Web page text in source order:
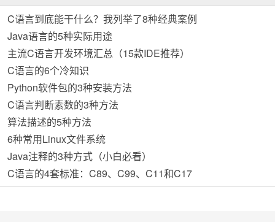
C语言到底能干什么？我列举了8种经典案例
Java语言的5种实际用途
主流C语言开发环境汇总（15款IDE推荐）
C语言的6个冷知识
Python软件包的3种安装方法
C语言判断素数的3种方法
算法描述的5种方法
6种常用Linux文件系统
Java注释的3种方式（小白必看）
C语言的4套标准：C89、C99、C11和C17